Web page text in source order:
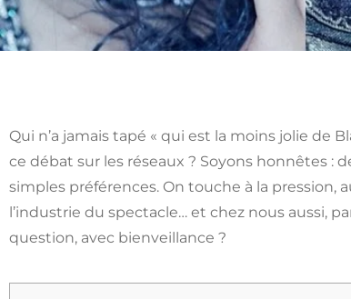
Qui n’a jamais tapé « qui est la moins jolie de
ce débat sur les réseaux ? Soyons honnêtes
simples préférences. On touche à la pression,
l’industrie du spectacle… et chez nous aussi,
question, avec bienveillance ?